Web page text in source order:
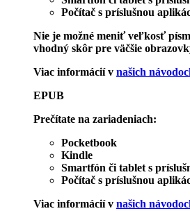
Počítač s príslušnou
Nie je možné meniť veľkosť
vhodný skôr pre väčšie
Viac informácií v našich
EPUB
Prečítate na zariadeniach:
Pocketbook
Kindle
Smartfón či tablet s
Počítač s príslušnou
Viac informácií v našich